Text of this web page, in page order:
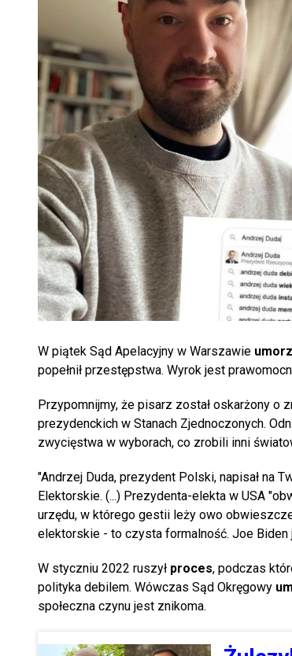
W piątek Sąd Apelacyjny w Warszawie
popełnił przestępstwa. Wyrok jest
Przypomnijmy, że pisarz został oskarżony o
prezydenckich w Stanach Zjednoczonych.
zwycięstwa w wyborach, co zrobili inni
"Andrzej Duda, prezydent Polski, napisał na
Elektorskie. (...) Prezydenta-elekta w USA
urzędu, w którego gestii leży owo
elektorskie - to czysta formalność. Joe Biden
W styczniu 2022 ruszył proces, podczas
polityka debilem. Wówczas Sąd Okręgowy
społeczna czynu jest znikoma.